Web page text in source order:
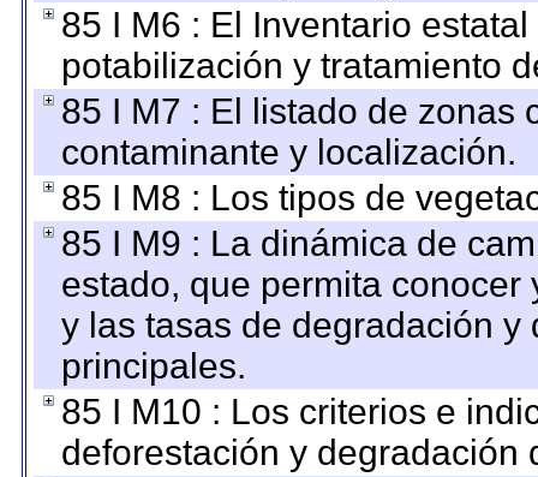
85 I M6 : El Inventario
potabilización y tratamiento
85 I M7 : El listado de zonas
contaminante y localización.
85 I M8 : Los tipos de
85 I M9 : La dinámica de
estado, que permita
y las tasas de degradación
principales.
85 I M10 : Los criterios e
deforestación y degradación